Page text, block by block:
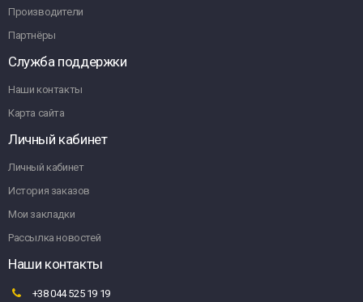
Производители
Партнёры
Служба поддержки
Наши контакты
Карта сайта
Личный кабинет
Личный кабинет
История заказов
Мои закладки
Рассылка новостей
Наши контакты
+38 044 525 19 19